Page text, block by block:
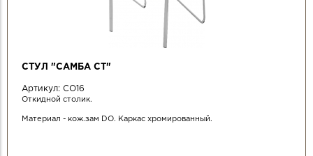
СТУЛ "САМБА СТ"
Артикул: СО16
Откидной столик.
Материал - кож.зам DO. Каркас хромированный.